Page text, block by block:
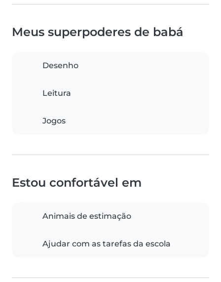
Meus superpoderes de babá
Desenho
Leitura
Jogos
Estou confortável em
Animais de estimação
Ajudar com as tarefas da escola